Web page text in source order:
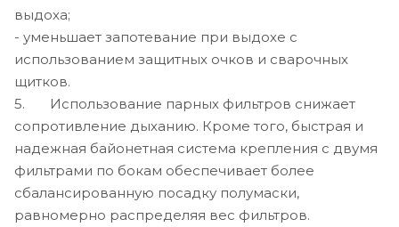
выдоха;
- уменьшает запотевание при выдохе с
использованием защитных очков и сварочных
щитков.
5. Использование парных фильтров снижает
сопротивление дыханию. Кроме того, быстрая и
надежная байонетная система крепления с двумя
фильтрами по бокам обеспечивает более
сбалансированную посадку полумаски,
равномерно распределяя вес фильтров.